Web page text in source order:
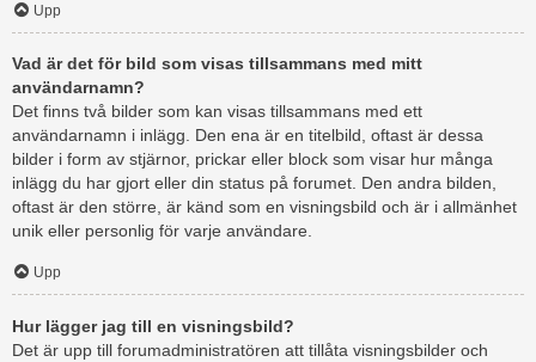
Upp
Vad är det för bild som visas tillsammans med mitt
användarnamn?
Det finns två bilder som kan visas tillsammans med ett
användarnamn i inlägg. Den ena är en titelbild, oftast är dessa
bilder i form av stjärnor, prickar eller block som visar hur många
inlägg du har gjort eller din status på forumet. Den andra bilden,
oftast är den större, är känd som en visningsbild och är i allmänhet
unik eller personlig för varje användare.
Upp
Hur lägger jag till en visningsbild?
Det är upp till forumadministratören att tillåta visningsbilder och